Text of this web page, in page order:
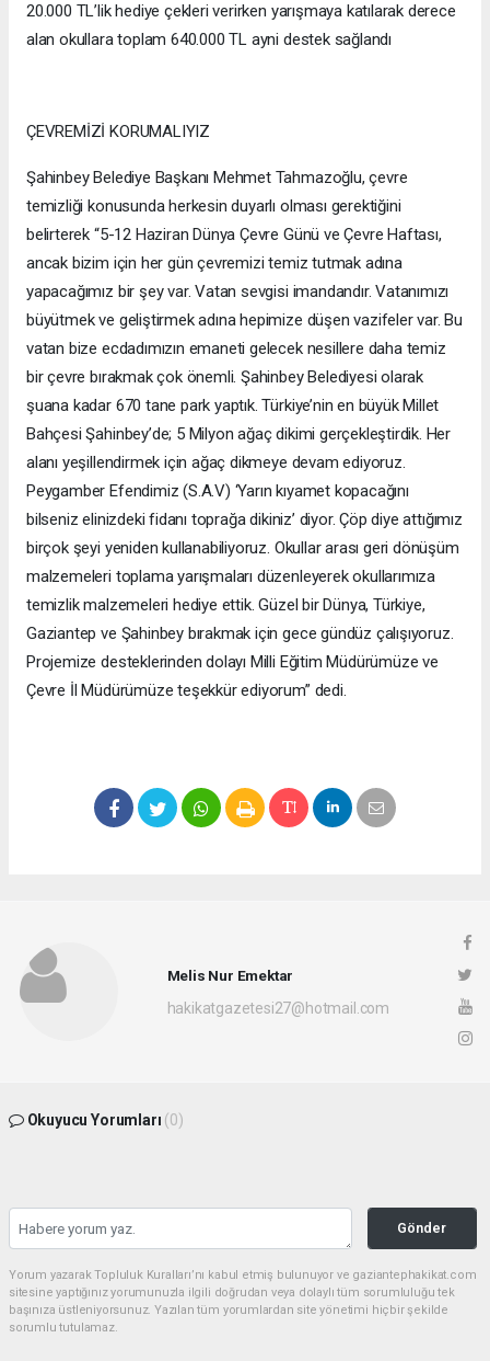
20.000 TL’lik hediye çekleri verirken yarışmaya katılarak derece
alan okullara toplam 640.000 TL ayni destek sağlandı
ÇEVREMİZİ KORUMALIYIZ
Şahinbey Belediye Başkanı Mehmet Tahmazoğlu, çevre
temizliği konusunda herkesin duyarlı olması gerektiğini
belirterek “5-12 Haziran Dünya Çevre Günü ve Çevre Haftası,
ancak bizim için her gün çevremizi temiz tutmak adına
yapacağımız bir şey var. Vatan sevgisi imandandır. Vatanımızı
büyütmek ve geliştirmek adına hepimize düşen vazifeler var. Bu
vatan bize ecdadımızın emaneti gelecek nesillere daha temiz
bir çevre bırakmak çok önemli. Şahinbey Belediyesi olarak
şuana kadar 670 tane park yaptık. Türkiye’nin en büyük Millet
Bahçesi Şahinbey’de; 5 Milyon ağaç dikimi gerçekleştirdik. Her
alanı yeşillendirmek için ağaç dikmeye devam ediyoruz.
Peygamber Efendimiz (S.A.V) ‘Yarın kıyamet kopacağını
bilseniz elinizdeki fidanı toprağa dikiniz’ diyor. Çöp diye attığımız
birçok şeyi yeniden kullanabiliyoruz. Okullar arası geri dönüşüm
malzemeleri toplama yarışmaları düzenleyerek okullarımıza
temizlik malzemeleri hediye ettik. Güzel bir Dünya, Türkiye,
Gaziantep ve Şahinbey bırakmak için gece gündüz çalışıyoruz.
Projemize desteklerinden dolayı Milli Eğitim Müdürümüze ve
Çevre İl Müdürümüze teşekkür ediyorum” dedi.
Melis Nur Emektar
hakikatgazetesi27@hotmail.com
Okuyucu Yorumları (0)
Gönder
Yorum yazarak Topluluk Kuralları’nı kabul etmiş bulunuyor ve gaziantephakikat.com
sitesine yaptığınız yorumunuzla ilgili doğrudan veya dolaylı tüm sorumluluğu tek
başınıza üstleniyorsunuz. Yazılan tüm yorumlardan site yönetimi hiçbir şekilde
sorumlu tutulamaz.